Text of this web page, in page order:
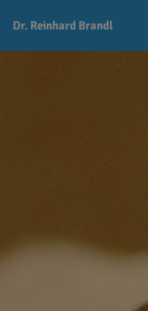
Dr. Reinhard Brandl